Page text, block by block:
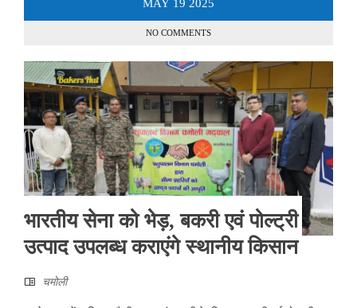
MAY 19 2025
NO COMMENTS
भारतीय सेना को भेड़, बकरी एवं पोल्ट्री
उत्पाद उपलब्ध कराएंगे स्थानीय किसान
चमोली